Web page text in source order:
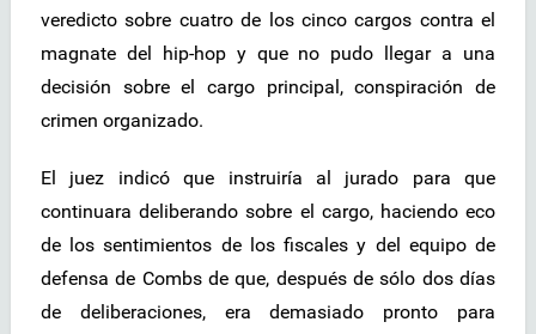
veredicto sobre cuatro de los cinco cargos contra el
magnate del hip-hop y que no pudo llegar a una
decisión sobre el cargo principal, conspiración de
crimen organizado.
El juez indicó que instruiría al jurado para que
continuara deliberando sobre el cargo, haciendo eco
de los sentimientos de los fiscales y del equipo de
defensa de Combs de que, después de sólo dos días
de deliberaciones, era demasiado pronto para